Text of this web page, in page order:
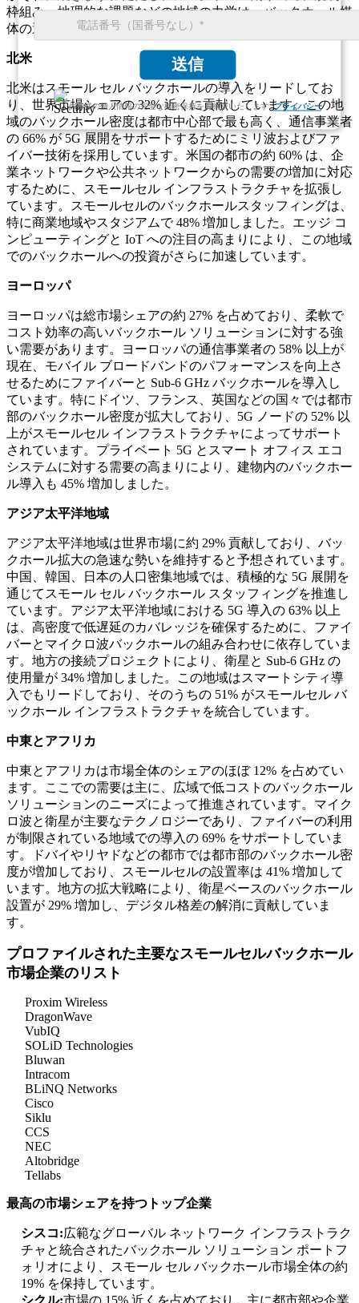
送信
お客様の個人情報の完全な機密保持をお約束いたします.プライバシー
枠組み、地理的な課題などの地域の力学は、バックホール媒
体の選択に大きな影響を与えます。
北米
北米はスモール セル バックホールの導入をリードしてお
り、世界市場シェアの 32% 近くに貢献しています。この地
域のバックホール密度は都市中心部で最も高く、通信事業者
の 66% が 5G 展開をサポートするためにミリ波およびファ
イバー技術を採用しています。米国の都市の約 60% は、企
業ネットワークや公共ネットワークからの需要の増加に対応
するために、スモールセル インフラストラクチャを拡張し
ています。スモールセルのバックホールスタッフィングは、
特に商業地域やスタジアムで 48% 増加しました。エッジ コ
ンピューティングと IoT への注目の高まりにより、この地域
でのバックホールへの投資がさらに加速しています。
ヨーロッパ
ヨーロッパは総市場シェアの約 27% を占めており、柔軟で
コスト効率の高いバックホール ソリューションに対する強
い需要があります。ヨーロッパの通信事業者の 58% 以上が
現在、モバイル ブロードバンドのパフォーマンスを向上さ
せるためにファイバーと Sub-6 GHz バックホールを導入し
ています。特にドイツ、フランス、英国などの国々では都市
部のバックホール密度が拡大しており、5G ノードの 52% 以
上がスモールセル インフラストラクチャによってサポート
されています。プライベート 5G とスマート オフィス エコ
システムに対する需要の高まりにより、建物内のバックホー
ル導入も 45% 増加しました。
アジア太平洋地域
アジア太平洋地域は世界市場に約 29% 貢献しており、バッ
クホール拡大の急速な勢いを維持すると予想されています。
中国、韓国、日本の人口密集地域では、積極的な 5G 展開を
通じてスモール セル バックホール スタッフィングを推進し
ています。アジア太平洋地域における 5G 導入の 63% 以上
は、高密度で低遅延のカバレッジを確保するために、ファイ
バーとマイクロ波バックホールの組み合わせに依存していま
す。地方の接続プロジェクトにより、衛星と Sub-6 GHz の
使用量が 34% 増加しました。この地域はスマートシティ導
入でもリードしており、そのうちの 51% がスモールセル バ
ックホール インフラストラクチャを統合しています。
中東とアフリカ
中東とアフリカは市場全体のシェアのほぼ 12% を占めてい
ます。ここでの需要は主に、広域で低コストのバックホール
ソリューションのニーズによって推進されています。マイク
ロ波と衛星が主要なテクノロジーであり、ファイバーの利用
が制限されている地域での導入の 69% をサポートしていま
す。ドバイやリヤドなどの都市では都市部のバックホール密
度が増加しており、スモールセルの設置率は 41% 増加して
います。地方の拡大戦略により、衛星ベースのバックホール
設置が 29% 増加し、デジタル格差の解消に貢献していま
す。
プロファイルされた主要なスモールセルバックホール
市場企業のリスト
Proxim Wireless
DragonWave
VubIQ
SOLiD Technologies
Bluwan
Intracom
BLiNQ Networks
Cisco
Siklu
CCS
NEC
Altobridge
Tellabs
最高の市場シェアを持つトップ企業
シスコ:広範なグローバル ネットワーク インフラストラク
チャと統合されたバックホール ソリューション ポートフ
ォリオにより、スモール セル バックホール市場全体の約
19% を保持しています。
シクル:市場の 15% 近くを占めており、主に都市部や企業